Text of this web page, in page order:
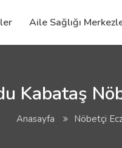
Aile Sağlığı
Kabataş
Anasayfa Nöbetçi